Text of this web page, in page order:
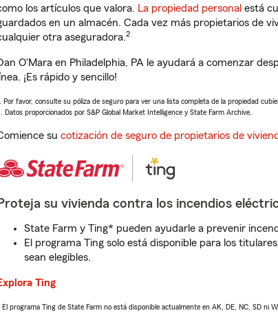
los artículos que valora. La propiedad personal está
en un almacén. Cada vez más propietarios de
otra aseguradora.2
O'Mara en Philadelphia, PA le ayudará a comenzar
línea. ¡Es rápido y sencillo!
Por favor, consulte su póliza de seguro para ver una lista completa de la propiedad
Datos proporcionados por S&P Global Market Intelligence y State Farm Archive.
su cotización de seguro de propietarios de
su vivienda contra los incendios
State Farm y Ting* pueden ayudarle a prevenir
El programa Ting solo está disponible para los
sean elegibles.
Ting
El programa Ting de State Farm no está disponible actualmente en AK, DE, NC, SD ni